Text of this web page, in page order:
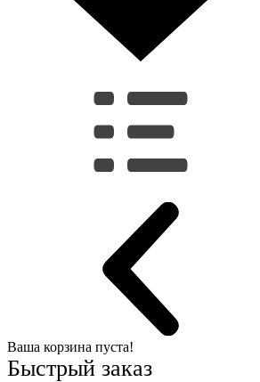
Ваша корзина пуста!
Быстрый заказ